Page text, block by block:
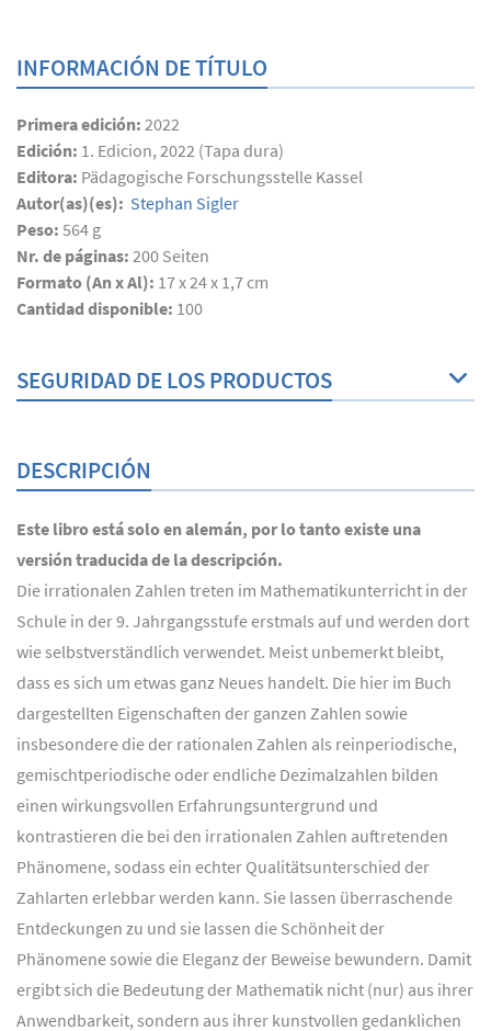
INFORMACIÓN DE TÍTULO
Primera edición: 2022
Edición: 1. Edicion, 2022 (Tapa dura)
Editora: Pädagogische Forschungsstelle Kassel
Autor(as)(es): Stephan Sigler
Peso: 564 g
Nr. de páginas: 200 Seiten
Formato (An x Al): 17 x 24 x 1,7 cm
Cantidad disponible: 100
SEGURIDAD DE LOS PRODUCTOS
DESCRIPCIÓN
Este libro está solo en alemán, por lo tanto existe una
versión traducida de la descripción.
Die irrationalen Zahlen treten im Mathematikunterricht in der
Schule in der 9. Jahrgangsstufe erstmals auf und werden dort
wie selbstverständlich verwendet. Meist unbemerkt bleibt,
dass es sich um etwas ganz Neues handelt. Die hier im Buch
dargestellten Eigenschaften der ganzen Zahlen sowie
insbesondere die der rationalen Zahlen als reinperiodische,
gemischtperiodische oder endliche Dezimalzahlen bilden
einen wirkungsvollen Erfahrungsuntergrund und
kontrastieren die bei den irrationalen Zahlen auftretenden
Phänomene, sodass ein echter Qualitätsunterschied der
Zahlarten erlebbar werden kann. Sie lassen überraschende
Entdeckungen zu und sie lassen die Schönheit der
Phänomene sowie die Eleganz der Beweise bewundern. Damit
ergibt sich die Bedeutung der Mathematik nicht (nur) aus ihrer
Anwendbarkeit, sondern aus ihrer kunstvollen gedanklichen